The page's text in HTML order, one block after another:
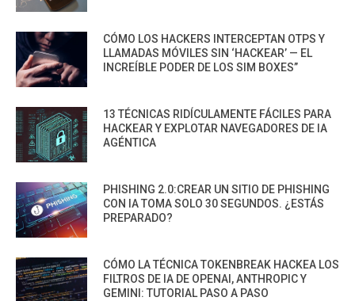
CÓMO LOS HACKERS INTERCEPTAN OTPS Y
LLAMADAS MÓVILES SIN ‘HACKEAR’ — EL
INCREÍBLE PODER DE LOS SIM BOXES”
13 TÉCNICAS RIDÍCULAMENTE FÁCILES PARA
HACKEAR Y EXPLOTAR NAVEGADORES DE IA
AGÉNTICA
PHISHING 2.0:CREAR UN SITIO DE PHISHING
CON IA TOMA SOLO 30 SEGUNDOS. ¿ESTÁS
PREPARADO?
CÓMO LA TÉCNICA TOKENBREAK HACKEA LOS
FILTROS DE IA DE OPENAI, ANTHROPIC Y
GEMINI: TUTORIAL PASO A PASO